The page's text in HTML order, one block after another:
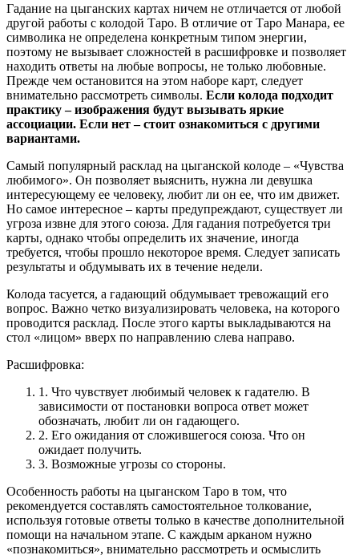
Гадание на цыганских картах ничем не отличается от любой
другой работы с колодой Таро. В отличие от Таро Манара, ее
символика не определена конкретным типом энергии,
поэтому не вызывает сложностей в расшифровке и позволяет
находить ответы на любые вопросы, не только любовные.
Прежде чем остановится на этом наборе карт, следует
внимательно рассмотреть символы. Если колода подходит
практику – изображения будут вызывать яркие
ассоциации. Если нет – стоит ознакомиться с другими
вариантами.
Самый популярный расклад на цыганской колоде – «Чувства
любимого». Он позволяет выяснить, нужна ли девушка
интересующему ее человеку, любит ли он ее, что им движет.
Но самое интересное – карты предупреждают, существует ли
угроза извне для этого союза. Для гадания потребуется три
карты, однако чтобы определить их значение, иногда
требуется, чтобы прошло некоторое время. Следует записать
результаты и обдумывать их в течение недели.
Колода тасуется, а гадающий обдумывает тревожащий его
вопрос. Важно четко визуализировать человека, на которого
проводится расклад. После этого карты выкладываются на
стол «лицом» вверх по направлению слева направо.
Расшифровка:
1. Что чувствует любимый человек к гадателю. В
зависимости от постановки вопроса ответ может
обозначать, любит ли он гадающего.
2. Его ожидания от сложившегося союза. Что он
ожидает получить.
3. Возможные угрозы со стороны.
Особенность работы на цыганском Таро в том, что
рекомендуется составлять самостоятельное толкование,
используя готовые ответы только в качестве дополнительной
помощи на начальном этапе. С каждым арканом нужно
«познакомиться», внимательно рассмотреть и осмыслить